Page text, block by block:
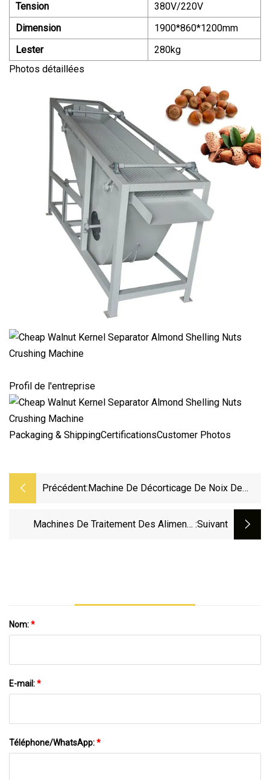
Tension
380V/220V
Dimension
1900*860*1200mm
Lester
280kg
Photos détaillées
Profil de l'entreprise
Packaging & ShippingCertificationsCustomer Photos
Précédent: Machine De Décorticage De Noix De
Machines De Traitement Des Aliments :suivant
Nom:*
E-mail:*
Téléphone/WhatsApp:*